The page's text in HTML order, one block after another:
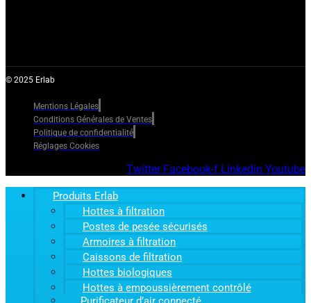
© 2025 Erlab
Mentions Légales
Conditions Générales de Ventes
Politique de confidentialité
Réglages Cookies
Twitter Facebook-f Linkedin Youtube
Produits Erlab
Hottes à filtration
Postes de pesée sécurisés
Armoires à filtration
Caissons de filtration
Hottes biologiques
Hottes à empoussièrement contrôlé